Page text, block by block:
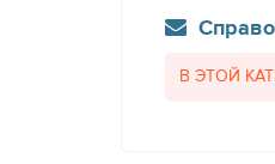
В ЭТОЙ